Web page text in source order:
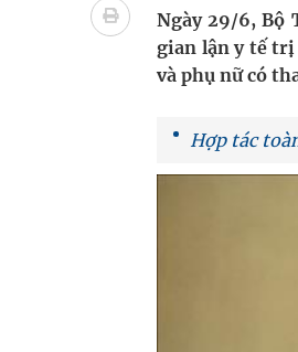
Bệnh viện không được
Ung thư thận: Nguy
Nhiều chuỗi hoạt
Tiếp tục rà soát, triển
Súp lơ xanh mang
Ngày 29/6, Bộ
gian lận y tế trị
và phụ nữ có
Hợp tác